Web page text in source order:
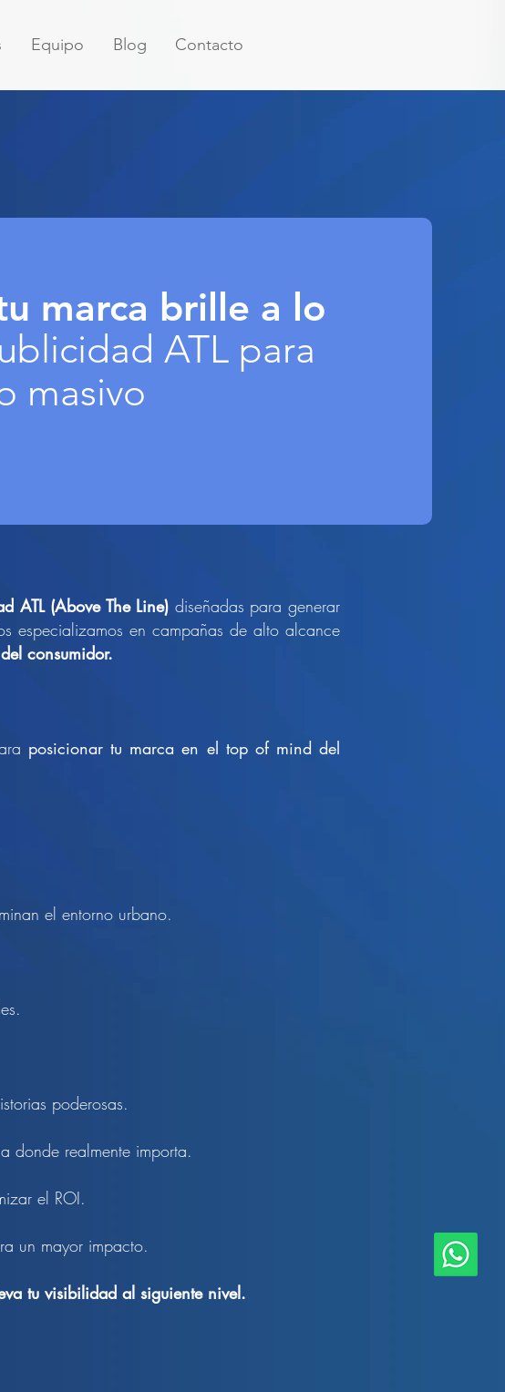
Equipo Blog Contacto
marca brille a lo
ATL para
masivo
ATL (Above The Line) diseñadas para generar
especializamos en campañas de alto alcance
consumidor.
posicionar tu marca en el top of mind del
el entorno urbano.
poderosas.
donde realmente importa.
el ROI.
un mayor impacto.
tu visibilidad al siguiente nivel.